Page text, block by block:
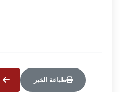
طباعة الخبر